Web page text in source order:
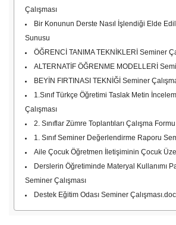
Çalışması
Bir Konunun Derste Nasıl İşlendiği Elde
Sunusu
ÖĞRENCİ TANIMA TEKNİKLERİ Seminer
ALTERNATİF ÖĞRENME MODELLERİ
BEYİN FIRTINASI TEKNİĞİ Seminer
1.Sınıf Türkçe Öğretimi Taslak Metin
Çalışması
2. Sınıflar Zümre Toplantıları Çalışma
1. Sınıf Seminer Değerlendirme Raporu
Aile Çocuk Öğretmen İletişiminin Çocuk
Derslerin Öğretiminde Materyal Kullanımı
Seminer Çalışması
Destek Eğitim Odası Seminer